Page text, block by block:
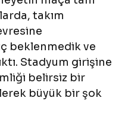
takım
beklenmedik ve
Stadyum girişine
belirsiz bir
büyük bir şok